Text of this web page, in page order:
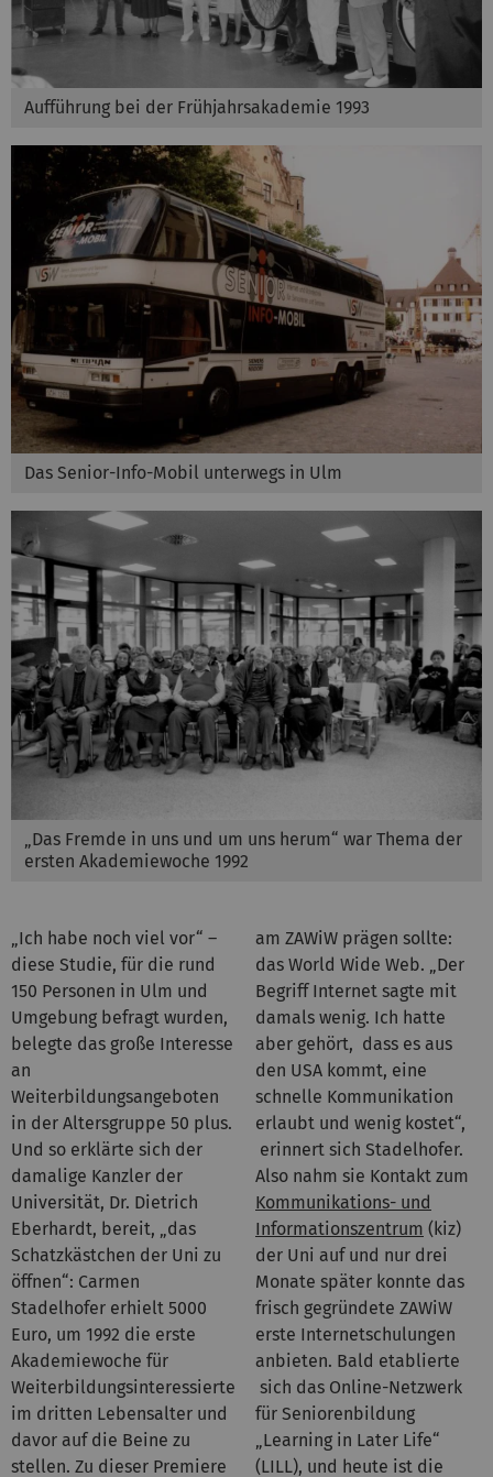
Aufführung bei der Frühjahrsakademie 1993
Das Senior-Info-Mobil unterwegs in Ulm
„Das Fremde in uns und um uns herum“ war Thema der
ersten Akademiewoche 1992
„Ich habe noch viel vor“ –
diese Studie, für die rund
150 Personen in Ulm und
Umgebung befragt wurden,
belegte das große Interesse
an
Weiterbildungsangeboten
in der Altersgruppe 50 plus.
Und so erklärte sich der
damalige Kanzler der
Universität, Dr. Dietrich
Eberhardt, bereit, „das
Schatzkästchen der Uni zu
öffnen“: Carmen
Stadelhofer erhielt 5000
Euro, um 1992 die erste
Akademiewoche für
Weiterbildungsinteressierte
im dritten Lebensalter und
davor auf die Beine zu
stellen. Zu dieser Premiere
am ZAWiW prägen sollte:
das World Wide Web. „Der
Begriff Internet sagte mit
damals wenig. Ich hatte
aber gehört, dass es aus
den USA kommt, eine
schnelle Kommunikation
erlaubt und wenig kostet“,
erinnert sich Stadelhofer.
Also nahm sie Kontakt zum
Kommunikations- und
Informationszentrum (kiz)
der Uni auf und nur drei
Monate später konnte das
frisch gegründete ZAWiW
erste Internetschulungen
anbieten. Bald etablierte
sich das Online-Netzwerk
für Seniorenbildung
„Learning in Later Life“
(LILL), und heute ist die